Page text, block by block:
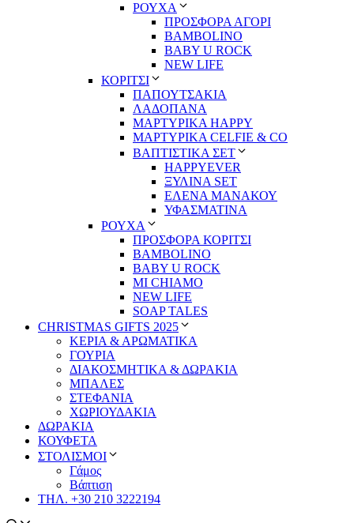
ΡΟΥΧΑ
ΠΡΟΣΦΟΡΑ ΑΓΟΡΙ
BAMBOLINO
BABY U ROCK
NEW LIFE
ΚΟΡΙΤΣΙ
ΠΑΠΟΥΤΣΑΚΙΑ
ΛΑΔΟΠΑΝΑ
ΜΑΡΤΥΡΙΚΑ HAPPY
ΜΑΡΤΥΡΙΚΑ CELFIE & CO
ΒΑΠΤΙΣΤΙΚΑ ΣΕΤ
HAPPYEVER
ΞΥΛΙΝΑ SET
ΕΛΕΝΑ ΜΑΝΑΚΟΥ
ΥΦΑΣΜΑΤΙΝΑ
ΡΟΥΧΑ
ΠΡΟΣΦΟΡΑ ΚΟΡΙΤΣΙ
BAMBOLINO
BABY U ROCK
MI CHIAMO
NEW LIFE
SOAP TALES
CHRISTMAS GIFTS 2025
ΚΕΡΙΑ & ΑΡΩΜΑΤΙΚΑ
ΓΟΥΡΙΑ
ΔΙΑΚΟΣΜΗΤΙΚΑ & ΔΩΡΑΚΙΑ
ΜΠΑΛΕΣ
ΣΤΕΦΑΝΙΑ
ΧΩΡΙΟΥΔΑΚΙΑ
ΔΩΡΑΚΙΑ
ΚΟΥΦΕΤΑ
ΣΤΟΛΙΣΜΟΙ
Γάμος
Βάπτιση
ΤΗΛ. +30 210 3222194